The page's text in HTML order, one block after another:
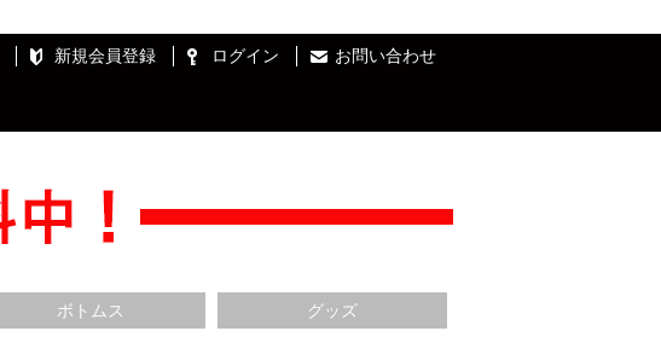
新規会員登録 ログイン お問い合わせ
ボトムス グッズ